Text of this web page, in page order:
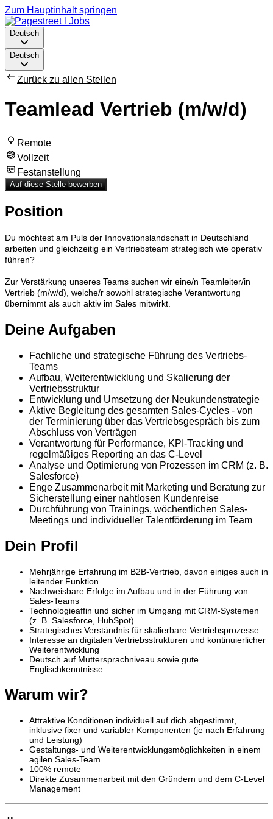
Zum Hauptinhalt springen
Deutsch
Deutsch
Zurück zu allen Stellen
Teamlead Vertrieb (m/w/d)
Remote
Vollzeit
Festanstellung
Auf diese Stelle bewerben
Position
Du möchtest am Puls der Innovationslandschaft in Deutschland
arbeiten und gleichzeitig ein Vertriebsteam strategisch wie operativ
führen?
Zur Verstärkung unseres Teams suchen wir eine/n Teamleiter/in
Vertrieb (m/w/d), welche/r sowohl strategische Verantwortung
übernimmt als auch aktiv im Sales mitwirkt.
Deine Aufgaben
Fachliche und strategische Führung des Vertriebs-
Teams
Aufbau, Weiterentwicklung und Skalierung der
Vertriebsstruktur
Entwicklung und Umsetzung der Neukundenstrategie
Aktive Begleitung des gesamten Sales-Cycles - von
der Terminierung über das Vertriebsgespräch bis zum
Abschluss von Verträgen
Verantwortung für Performance, KPI-Tracking und
regelmäßiges Reporting an das C-Level
Analyse und Optimierung von Prozessen im CRM (z. B.
Salesforce)
Enge Zusammenarbeit mit Marketing und Beratung zur
Sicherstellung einer nahtlosen Kundenreise
Durchführung von Trainings, wöchentlichen Sales-
Meetings und individueller Talentförderung im Team
Dein Profil
Mehrjährige Erfahrung im B2B-Vertrieb, davon einiges auch in
leitender Funktion
Nachweisbare Erfolge im Aufbau und in der Führung von
Sales-Teams
Technologieaffin und sicher im Umgang mit CRM-Systemen
(z. B. Salesforce, HubSpot)
Strategisches Verständnis für skalierbare Vertriebsprozesse
Interesse an digitalen Vertriebsstrukturen und kontinuierlicher
Weiterentwicklung
Deutsch auf Muttersprachniveau sowie gute
Englischkenntnisse
Warum wir?
Attraktive Konditionen individuell auf dich abgestimmt,
inklusive fixer und variabler Komponenten (je nach Erfahrung
und Leistung)
Gestaltungs- und Weiterentwicklungsmöglichkeiten in einem
agilen Sales-Team
100% remote
Direkte Zusammenarbeit mit den Gründern und dem C-Level
Management